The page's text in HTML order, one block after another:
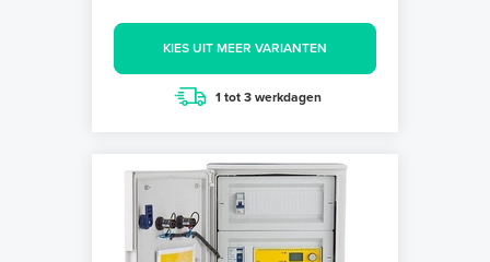
KIES UIT MEER VARIANTEN
1 tot 3 werkdagen